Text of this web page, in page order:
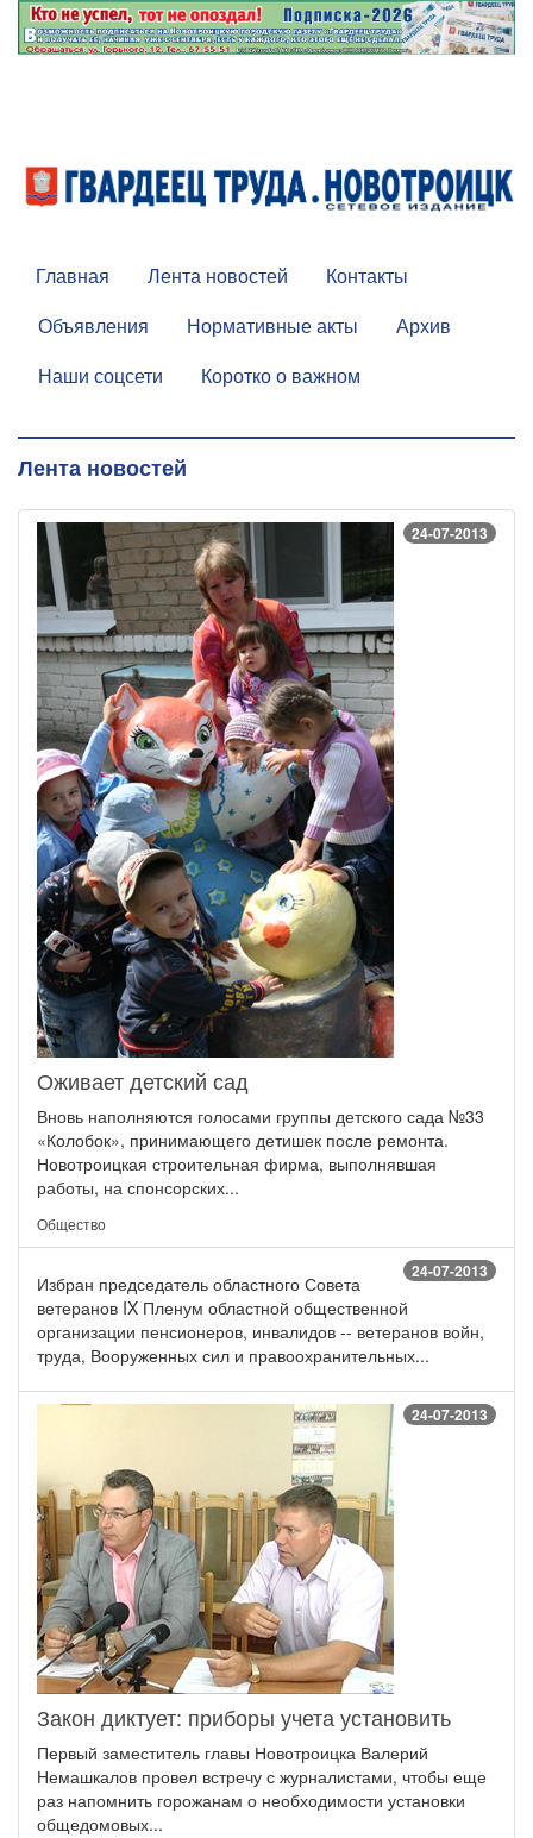
Главная Лента новостей
Контакты
Объявления
Нормативные акты
Архив
Наши соцсети
Коротко о важном
Лента новостей
24-07-2013
Оживает детский сад
Вновь наполняются голосами группы детского сада №33
«Колобок», принимающего детишек после ремонта.
Новотроицкая строительная фирма, выполнявшая
работы, на спонсорских...
Общество
24-07-2013
Избран председатель областного Совета
ветеранов IX Пленум областной общественной
организации пенсионеров, инвалидов -- ветеранов войн,
труда, Вооруженных сил и правоохранительных...
24-07-2013
Закон диктует: приборы учета установить
Первый заместитель главы Новотроицка Валерий
Немашкалов провел встречу с журналистами, чтобы еще
раз напомнить горожанам о необходимости установки
общедомовых...